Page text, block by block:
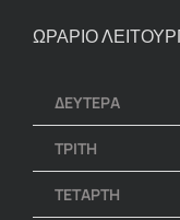
ΩΡΑΡΙΟ
ΔΕΥΤΕΡΑ
ΤΡΙΤΗ
ΤΕΤΑΡΤΗ